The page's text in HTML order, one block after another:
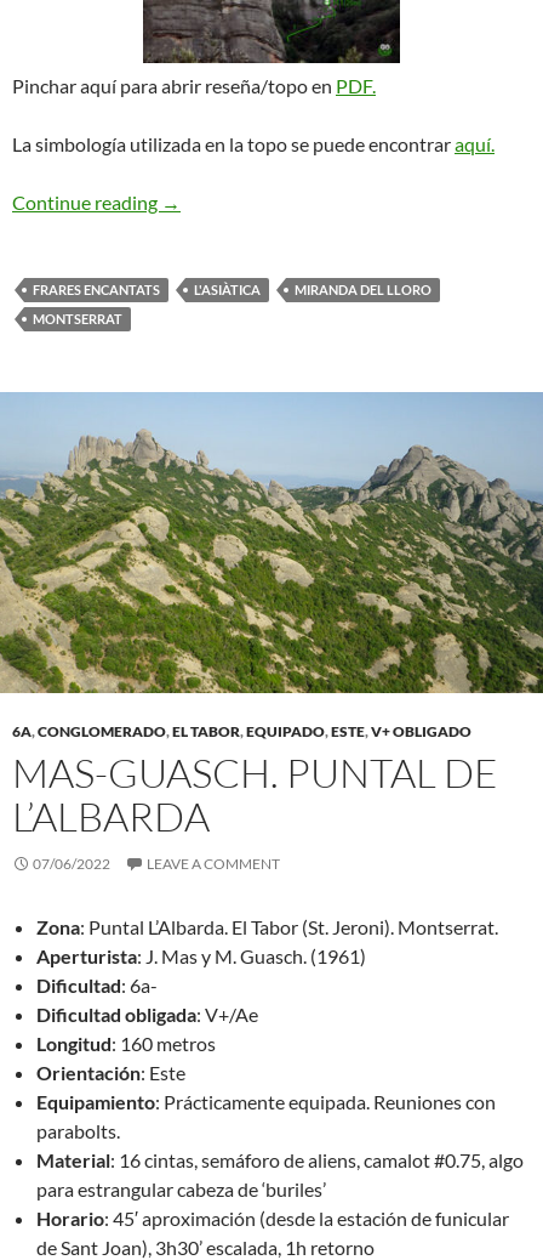
Pinchar aquí para abrir reseña/topo en PDF.
La simbología utilizada en la topo se puede encontraraquí.
Continue reading Ancestra. L’Asiàtica
→
FRARES ENCANTATS L'ASIÀTICA
MIRANDA DEL LLORO
MONTSERRAT
6A,CONGLOMERADO,EL TABOR,EQUIPADO,ESTE,V+ OBLIGADO
MAS-GUASCH. PUNTAL DE
L’ALBARDA
07/06/2022 LEAVE A COMMENT
Zona: Puntal L’Albarda. El Tabor (St. Jeroni). Montserrat.
Aperturista: J. Mas y M. Guasch. (1961)
Dificultad: 6a-
Dificultad obligada: V+/Ae
Longitud: 160 metros
Orientación: Este
Equipamiento: Prácticamente equipada. Reuniones con
parabolts.
Material: 16 cintas, semáforo de aliens, camalot #0.75, algo
para estrangular cabeza de ‘buriles’
Horario: 45′ aproximación (desde la estación de funicular
de Sant Joan), 3h30’ escalada, 1h retorno